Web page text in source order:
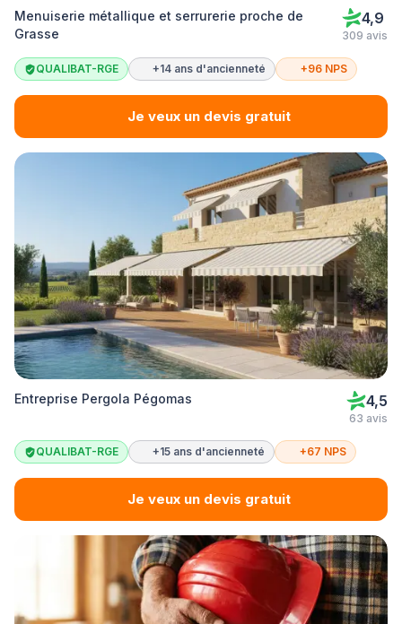
Menuiserie métallique et serrurerie proche de
Grasse
4,9
309 avis
QUALIBAT-RGE +14 ans d'ancienneté +96 NPS
Je veux un devis gratuit
Entreprise Pergola Pégomas 4,5
63 avis
QUALIBAT-RGE +15 ans d'ancienneté +67 NPS
Je veux un devis gratuit